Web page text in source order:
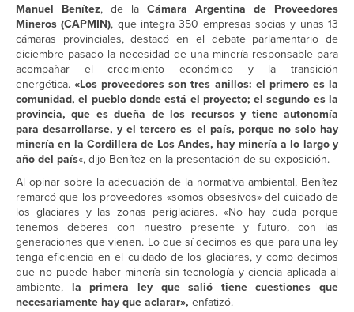
Manuel Benítez, de la Cámara Argentina de Proveedores
Mineros (CAPMIN), que integra 350 empresas socias y unas 13
cámaras provinciales, destacó en el debate parlamentario de
diciembre pasado la necesidad de una minería responsable para
acompañar el crecimiento económico y la transición
energética.«Los proveedores son tres anillos: el primero es la
comunidad, el pueblo donde está el proyecto; el segundo es la
provincia, que es dueña de los recursos y tiene autonomía
para desarrollarse, y el tercero es el país, porque no solo hay
minería en la Cordillera de Los Andes, hay minería a lo largo y
año del país«, dijo Benítez en la presentación de su exposición.
Al opinar sobre la adecuación de la normativa ambiental, Benítez
remarcó que los proveedores «somos obsesivos» del cuidado de
los glaciares y las zonas periglaciares. «No hay duda porque
tenemos deberes con nuestro presente y futuro, con las
generaciones que vienen. Lo que sí decimos es que para una ley
tenga eficiencia en el cuidado de los glaciares, y como decimos
que no puede haber minería sin tecnología y ciencia aplicada al
ambiente, la primera ley que salió tiene cuestiones que
necesariamente hay que aclarar», enfatizó.